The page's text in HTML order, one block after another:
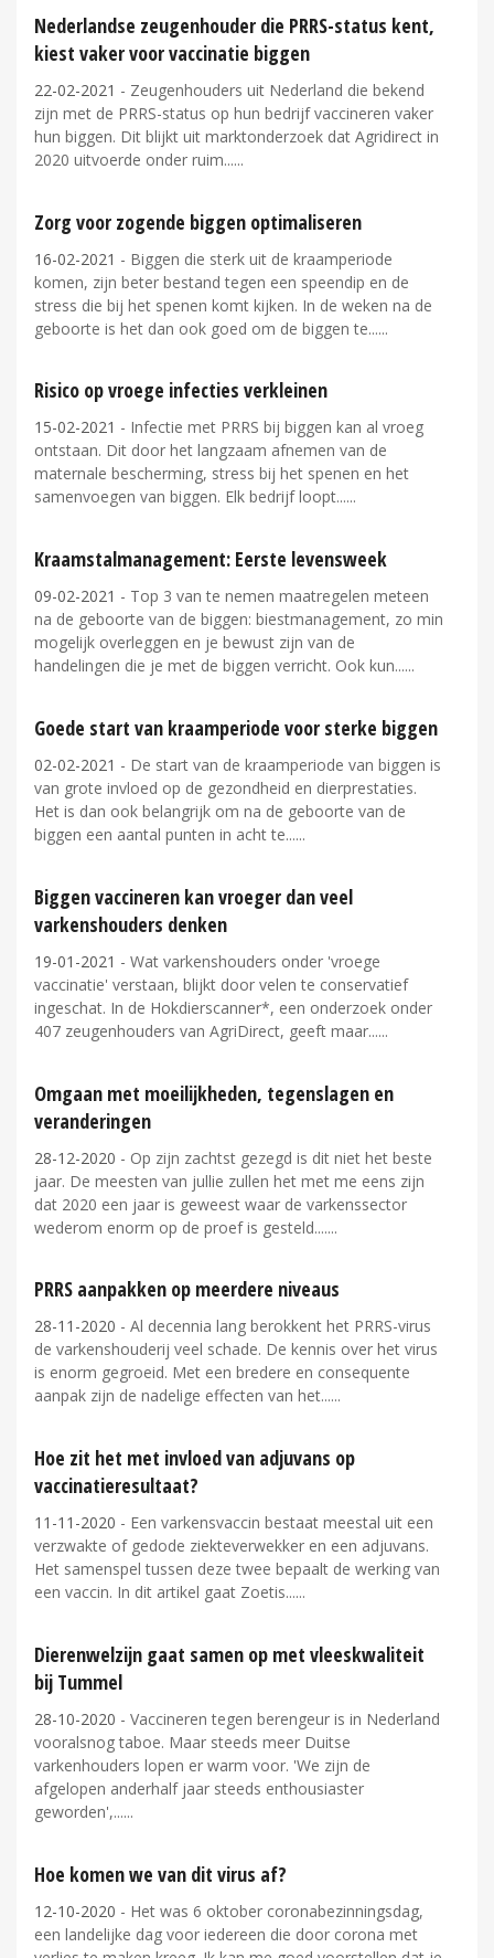
Nederlandse zeugenhouder die PRRS-status kent,
kiest vaker voor vaccinatie biggen
22-02-2021 - Zeugenhouders uit Nederland die bekend
zijn met de PRRS-status op hun bedrijf vaccineren vaker
hun biggen. Dit blijkt uit marktonderzoek dat Agridirect in
2020 uitvoerde onder ruim...
Zorg voor zogende biggen optimaliseren
16-02-2021 - Biggen die sterk uit de kraamperiode
komen, zijn beter bestand tegen een speendip en de
stress die bij het spenen komt kijken. In de weken na de
geboorte is het dan ook goed om de biggen te...
Risico op vroege infecties verkleinen
15-02-2021 - Infectie met PRRS bij biggen kan al vroeg
ontstaan. Dit door het langzaam afnemen van de
maternale bescherming, stress bij het spenen en het
samenvoegen van biggen. Elk bedrijf loopt...
Kraamstalmanagement: Eerste levensweek
09-02-2021 - Top 3 van te nemen maatregelen meteen
na de geboorte van de biggen: biestmanagement, zo min
mogelijk overleggen en je bewust zijn van de
handelingen die je met de biggen verricht. Ook kun...
Goede start van kraamperiode voor sterke biggen
02-02-2021 - De start van de kraamperiode van biggen is
van grote invloed op de gezondheid en dierprestaties.
Het is dan ook belangrijk om na de geboorte van de
biggen een aantal punten in acht te...
Biggen vaccineren kan vroeger dan veel
varkenshouders denken
19-01-2021 - Wat varkenshouders onder 'vroege
vaccinatie' verstaan, blijkt door velen te conservatief
ingeschat. In de Hokdierscanner*, een onderzoek onder
407 zeugenhouders van AgriDirect, geeft maar...
Omgaan met moeilijkheden, tegenslagen en
veranderingen
28-12-2020 - Op zijn zachtst gezegd is dit niet het beste
jaar. De meesten van jullie zullen het met me eens zijn
dat 2020 een jaar is geweest waar de varkenssector
wederom enorm op de proef is gesteld....
PRRS aanpakken op meerdere niveaus
28-11-2020 - Al decennia lang berokkent het PRRS-virus
de varkenshouderij veel schade. De kennis over het virus
is enorm gegroeid. Met een bredere en consequente
aanpak zijn de nadelige effecten van het...
Hoe zit het met invloed van adjuvans op
vaccinatieresultaat?
11-11-2020 - Een varkensvaccin bestaat meestal uit een
verzwakte of gedode ziekteverwekker en een adjuvans.
Het samenspel tussen deze twee bepaalt de werking van
een vaccin. In dit artikel gaat Zoetis...
Dierenwelzijn gaat samen op met vleeskwaliteit
bij Tummel
28-10-2020 - Vaccineren tegen berengeur is in Nederland
vooralsnog taboe. Maar steeds meer Duitse
varkenhouders lopen er warm voor. 'We zijn de
afgelopen anderhalf jaar steeds enthousiaster
geworden',...
Hoe komen we van dit virus af?
12-10-2020 - Het was 6 oktober coronabezinningsdag,
een landelijke dag voor iedereen die door corona met